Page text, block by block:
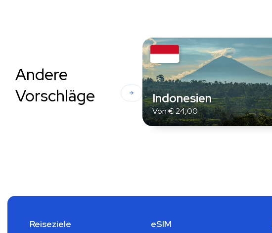
Andere
Vorschläge
Indonesien
Von€24,00
Reiseziele eSIM